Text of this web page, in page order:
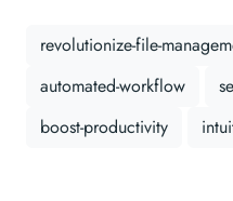
revolutionize-file-
automated-workflow
boost-productivity